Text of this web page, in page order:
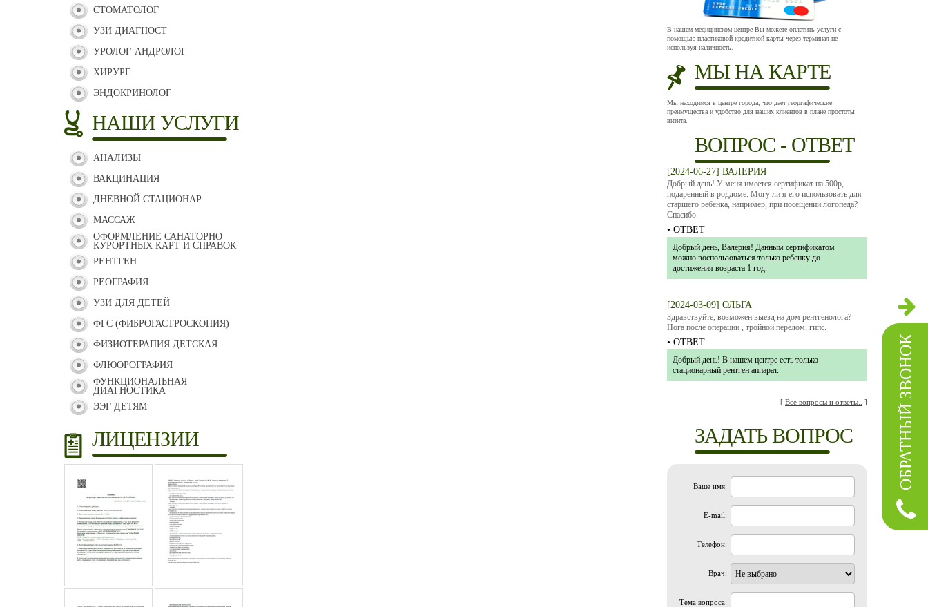
ОБРАТНЫЙ ЗВОНОК
СТОМАТОЛОГ
УЗИ ДИАГНОСТ
УРОЛОГ-АНДРОЛОГ
ХИРУРГ
ЭНДОКРИНОЛОГ
НАШИ УСЛУГИ
АНАЛИЗЫ
ВАКЦИНАЦИЯ
ДНЕВНОЙ СТАЦИОНАР
МАССАЖ
ОФОРМЛЕНИЕ САНАТОРНО
КУРОРТНЫХ КАРТ И СПРАВОК
РЕНТГЕН
РЕОГРАФИЯ
УЗИ ДЛЯ ДЕТЕЙ
ФГС (ФИБРОГАСТРОСКОПИЯ)
ФИЗИОТЕРАПИЯ ДЕТСКАЯ
ФЛЮОРОГРАФИЯ
ФУНКЦИОНАЛЬНАЯ
ДИАГНОСТИКА
ЭЭГ ДЕТЯМ
ЛИЦЕНЗИИ
В нашем медицинском центре Вы можете оплатить услуги с
помощью пластиковой кредитной карты через терминал не
используя наличность.
МЫ НА КАРТЕ
Мы находимся в центре города, что дает георгафические
преимущества и удобство для наших клиентов в плане простоты
визита.
ВОПРОС - ОТВЕТ
[2024-06-27] ВАЛЕРИЯ
Добрый день! У меня имеется сертификат на 500р,
подаренный в роддоме. Могу ли я его использовать для
старшего ребёнка, например, при посещении логопеда?
Спасибо.
• ОТВЕТ
Добрый день, Валерия! Данным сертификатом
можно воспользоваться только ребенку до
достижения возраста 1 год.
[2024-03-09] ОЛЬГА
Здравствуйте, возможен выезд на дом рентгенолога?
Нога после операции , тройной перелом, гипс.
• ОТВЕТ
Добрый день! В нашем центре есть только
стационарный рентген аппарат.
[ Все вопросы и ответы.. ]
ЗАДАТЬ ВОПРОС
Ваше имя:
E-mail:
Телефон:
Врач:
Тема вопроса: